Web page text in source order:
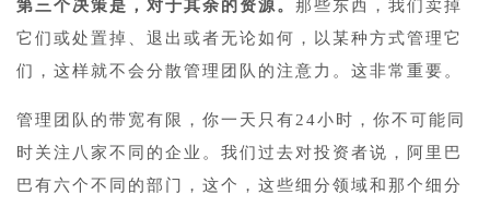
第三个决策是，对于其余的资源。 那些东西，我们卖掉
它们或处置掉、退出或者无论如何，以某种方式管理它
们，这样就不会分散管理团队的注意力。这非常重要。
管理团队的带宽有限，你一天只有24小时，你不可能同
时关注八家不同的企业。我们过去对投资者说，阿里巴
巴有六个不同的部门，这个，这些细分领域和那个细分